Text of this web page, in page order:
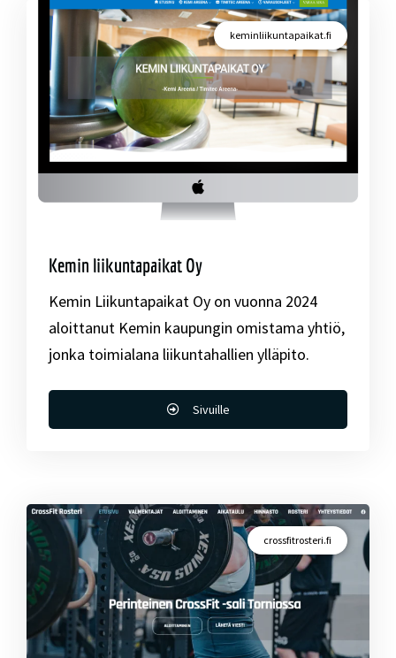
keminliikuntapaikat.fi
Kemin liikuntapaikat Oy
Kemin Liikuntapaikat Oy on vuonna 2024
aloittanut Kemin kaupungin omistama yhtiö,
jonka toimialana liikuntahallien ylläpito.
Sivuille
crossfitrosteri.fi